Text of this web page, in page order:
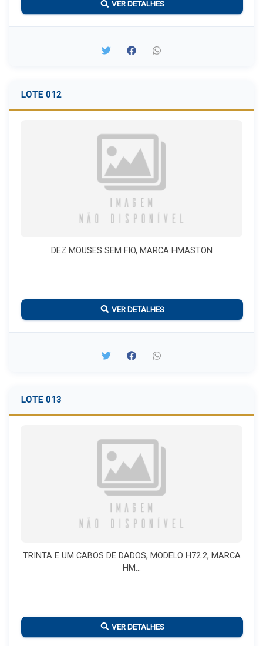
VER DETALHES
LOTE 012
DEZ MOUSES SEM FIO, MARCA HMASTON
VER DETALHES
LOTE 013
TRINTA E UM CABOS DE DADOS, MODELO H72.2, MARCA
HM...
VER DETALHES